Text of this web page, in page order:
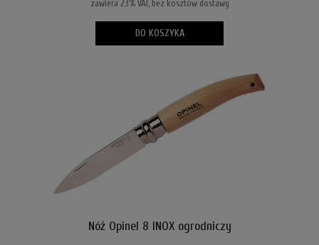
zawiera 23% VAT, bez kosztów dostawy
DO KOSZYKA
Nóż Opinel 8 INOX ogrodniczy